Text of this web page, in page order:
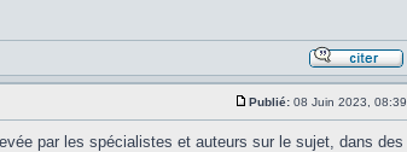
Publié:08 Juin 2023, 08:39
par les spécialistes et auteurs sur le sujet, dans des